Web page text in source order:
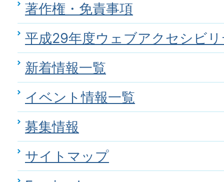
著作権・免責事項
平成29年度ウェブアクセシビ
新着情報一覧
イベント情報一覧
募集情報
サイトマップ